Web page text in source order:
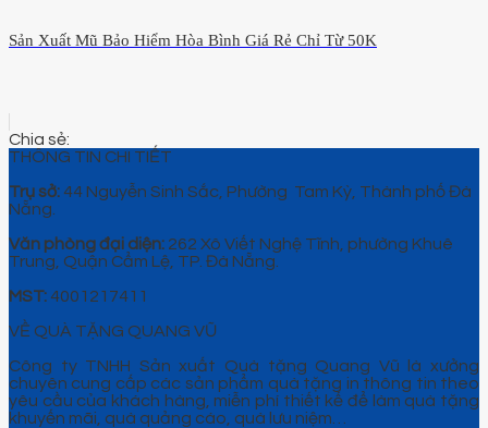
Sản Xuất Mũ Bảo Hiểm Hòa Bình Giá Rẻ Chỉ Từ 50K
THÔNG TIN CHI TIẾT
Trụ sở: 44 Nguyễn Sinh Sắc, Phường Tam Kỳ, Thành phố Đà
Nẵng.
Văn phòng đại diện: 262 Xô Viết Nghệ Tĩnh, phường Khuê
Trung, Quận Cẩm Lệ, TP. Đà Nẵng.
MST: 4001217411
VỀ QUÀ TẶNG QUANG VŨ
Công ty TNHH Sản xuất Quà tặng Quang Vũ là xưởng
chuyên cung cấp các sản phẩm quà tặng in thông tin theo
yêu cầu của khách hàng, miễn phí thiết kế để làm quà tặng
khuyến mãi, quà quảng cáo, quà lưu niệm…